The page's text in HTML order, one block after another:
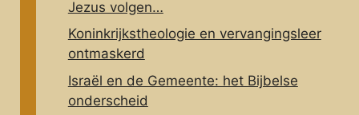
Jezus volgen…
Koninkrijkstheologie en vervangingsleer
ontmaskerd
Israël en de Gemeente: het Bijbelse
onderscheid